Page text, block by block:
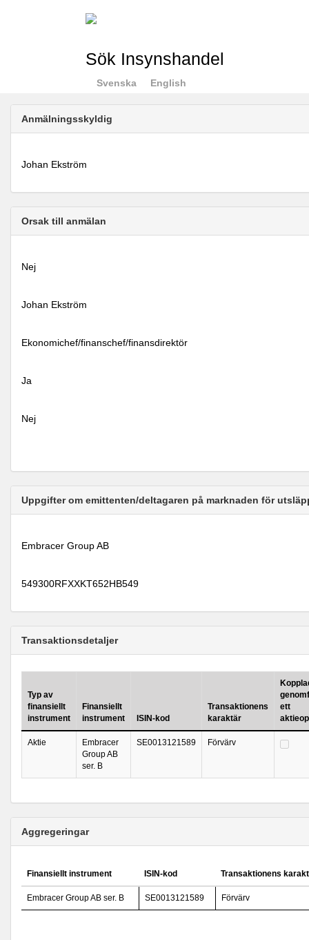
Sök Insynshandel
Svenska English
Anmälningsskyldig
Johan Ekström
Orsak till anmälan
Nej
Johan Ekström
Ekonomichef/finanschef/finansdirektör
Ja
Nej
Uppgifter om emittenten/deltagaren på marknaden för
Embracer Group AB
549300RFXXKT652HB549
Transaktionsdetaljer
Typ av
finansiellt
instrument
Finansiellt
instrument
ISIN-kod
Transaktionens
karaktär
ett
Aktie
Embracer
Group AB
ser. B
SE0013121589 Förvärv
Aggregeringar
Finansiellt instrument ISIN-kod Transaktionens
Embracer Group AB ser. B SE0013121589 Förvärv